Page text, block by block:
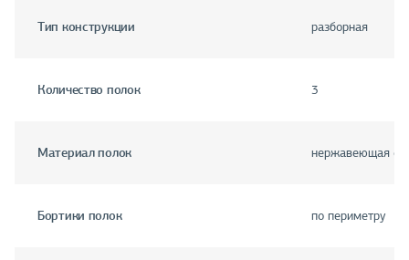
Тип конструкции разборная
Количество полок 3
Материал полок нержавеющая
Бортики полок по периметру